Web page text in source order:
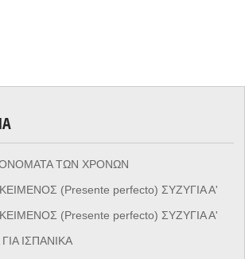
ΤΩΝ ΧΡΟΝΩΝ
(Presente perfecto) ΣΥΖΥΓΙΑ Α'
(Presente perfecto) ΣΥΖΥΓΙΑ Α'
ΓΙΑ ΙΣΠΑΝΙΚΑ